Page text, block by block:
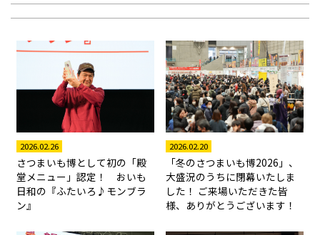
2026.02.26
さつまいも博として初の「殿
堂メニュー」認定！ おいも
日和の『ふたいろ♪モンブラ
ン』
2026.02.20
「冬のさつまいも博2026」、
大盛況のうちに閉幕いたしま
した！ ご来場いただきた皆
様、ありがとうございます！